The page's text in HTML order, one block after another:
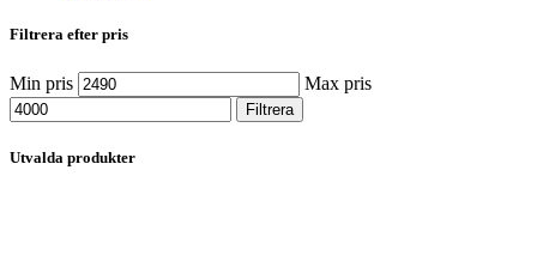
Filtrera efter pris
Min pris Max pris
Filtrera
Utvalda produkter